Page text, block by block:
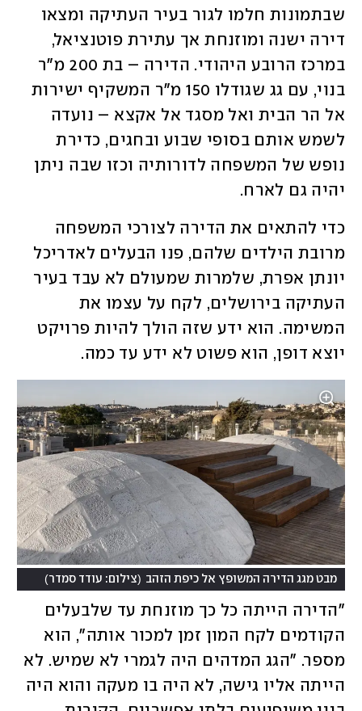
בנוי, עם גג שגודלו 150 מ"ר המשקיף ישירות
לשמש אותם בסופי שבוע ובחגים, כדירת
יהיה גם לארח.
המשימה. הוא ידע שזה הולך להיות פרויקט
יוצא דופן, הוא פשוט לא ידע עד כמה.
מבט מגג הדירה המשופץ אל כיפת הזהב (צילום: עודד סמדר)